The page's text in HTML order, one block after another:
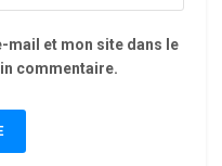
mail et mon site dans le
commentaire.